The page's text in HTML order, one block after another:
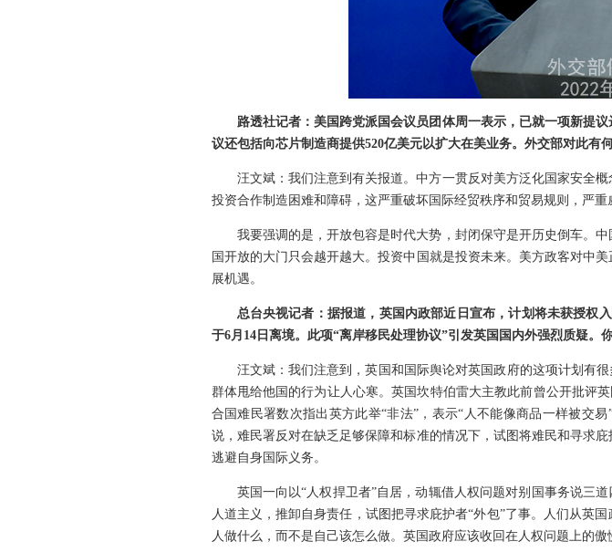
路透社记者：美国跨党派国会议员团体周一表示，已就一项新提
议还包括向芯片制造商提供520亿美元以扩大在美业务。外交部对此有
汪文斌：我们注意到有关报道。中方一贯反对美方泛化国家安全
投资合作制造困难和障碍，这严重破坏国际经贸秩序和贸易规则，严重
我要强调的是，开放包容是时代大势，封闭保守是开历史倒车。
国开放的大门只会越开越大。投资中国就是投资未来。美方政客对中
展机遇。
总台央视记者：据报道，英国内政部近日宣布，计划将未获授权
于6月14日离境。此项“离岸移民处理协议”引发英国国内外强烈质疑。
汪文斌：我们注意到，英国和国际舆论对英国政府的这项计划有
群体甩给他国的行为让人心寒。英国坎特伯雷大主教此前曾公开批评
合国难民署数次指出英方此举“非法”，表示“人不能像商品一样被交
说，难民署反对在缺乏足够保障和标准的情况下，试图将难民和寻求
逃避自身国际义务。
英国一向以“人权捍卫者”自居，动辄借人权问题对别国事务说三
人道主义，推卸自身责任，试图把寻求庇护者“外包”了事。人们从英
人做什么，而不是自己该怎么做。英国政府应该收回在人权问题上的